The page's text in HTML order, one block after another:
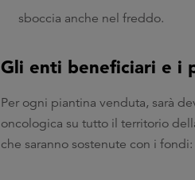
sboccia anche nel freddo.
Gli enti beneficiari e i
Per ogni piantina venduta, sarà
oncologica su tutto il territorio
che saranno sostenute con i fondi: